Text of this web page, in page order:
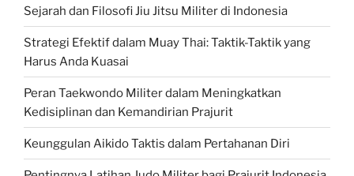
Sejarah dan Filosofi Jiu Jitsu Militer di Indonesia
Strategi Efektif dalam Muay Thai: Taktik-Taktik yang
Harus Anda Kuasai
Peran Taekwondo Militer dalam Meningkatkan
Kedisiplinan dan Kemandirian Prajurit
Keunggulan Aikido Taktis dalam Pertahanan Diri